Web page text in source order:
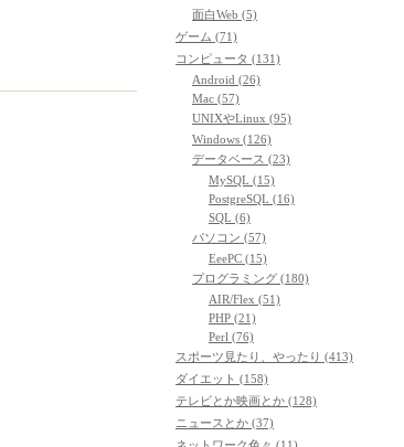
面白Web (5)
ゲーム (71)
コンピュータ (131)
Android (26)
Mac (57)
UNIXやLinux (95)
Windows (126)
データベース (23)
MySQL (15)
PostgreSQL (16)
SQL (6)
パソコン (57)
EeePC (15)
プログラミング (180)
AIR/Flex (51)
PHP (21)
Perl (76)
スポーツ見たり、やったり (413)
ダイエット (158)
テレビとか映画とか (128)
ニュースとか (37)